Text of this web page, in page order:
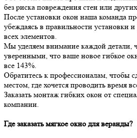
без риска повреждения стен или
После установки окон наша команда
убеждаясь в правильности установки
всех элементов.
Мы уделяем внимание каждой детали,
уверенными, что ваше новое гибкое
все 143%.
Обратитесь к профессионалам, чтобы
местом, где хочется проводить время
Заказать монтаж гибких окон от
компании.
Где заказать мягкое окно для веранды?